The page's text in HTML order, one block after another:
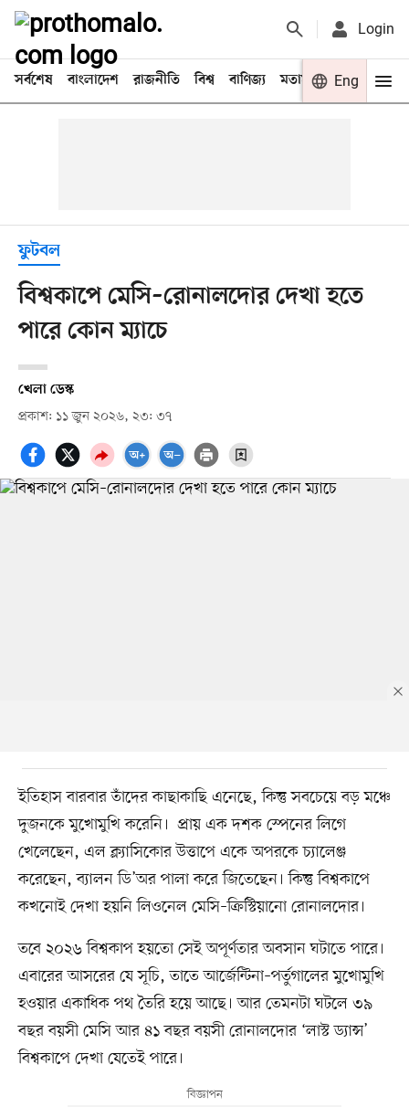
Login
সর্বশেষ বাংলাদেশ রাজনীতি বিশ্ব বাণিজ্য মতামত খেলা
Eng
ফুটবল
বিশ্বকাপে মেসি–রোনালদোর দেখা হতে
পারে কোন ম্যাচে
খেলা ডেস্ক
প্রকাশ: ১১ জুন ২০২৬, ২৩: ৩৭
ইতিহাস বারবার তাঁদের কাছাকাছি এনেছে, কিন্তু সবচেয়ে বড় মঞ্চে
দুজনকে মুখোমুখি করেনি। প্রায় এক দশক স্পেনের লিগে
খেলেছেন, এল ক্ল্যাসিকোর উত্তাপে একে অপরকে চ্যালেঞ্জ
করেছেন, ব্যালন ডি’অর পালা করে জিতেছেন। কিন্তু বিশ্বকাপে
কখনোই দেখা হয়নি লিওনেল মেসি–ক্রিস্টিয়ানো রোনালদোর।
তবে ২০২৬ বিশ্বকাপ হয়তো সেই অপূর্ণতার অবসান ঘটাতে পারে।
এবারের আসরের যে সূচি, তাতে আর্জেন্টিনা–পর্তুগালের মুখোমুখি
হওয়ার একাধিক পথ তৈরি হয়ে আছে। আর তেমনটা ঘটলে ৩৯
বছর বয়সী মেসি আর ৪১ বছর বয়সী রোনালদোর ‘লাস্ট ড্যান্স’
বিশ্বকাপে দেখা যেতেই পারে।